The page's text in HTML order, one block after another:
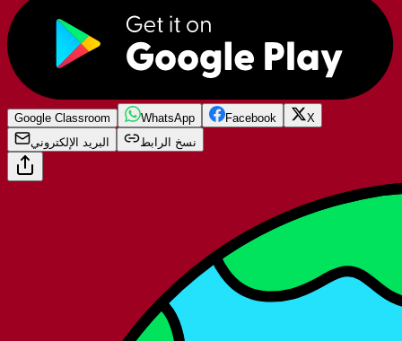
Google Classroom WhatsApp Facebook
X
البريد الإلكتروني
نسخ الرابط